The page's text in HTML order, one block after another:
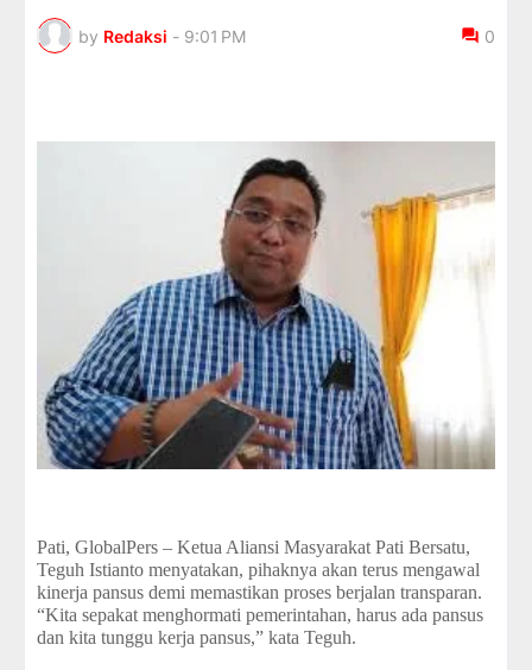
by Redaksi - 9:01 PM 0
Pati, GlobalPers – Ketua Aliansi Masyarakat Pati Bersatu,
Teguh Istianto menyatakan, pihaknya akan terus mengawal
kinerja pansus demi memastikan proses berjalan transparan.
“Kita sepakat menghormati pemerintahan, harus ada pansus
dan kita tunggu kerja pansus,” kata Teguh.